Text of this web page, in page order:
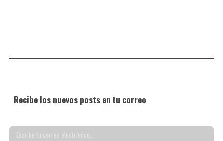
Recibe los nuevos posts en tu correo
Escribe